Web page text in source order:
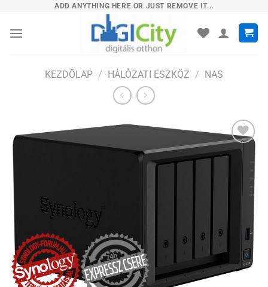
content
ADD ANYTHING HERE OR JUST REMOVE IT...
KEZDŐLAP / HÁLÓZATI ESZKÖZ / NAS
Hozzáadás
kívánságlistához